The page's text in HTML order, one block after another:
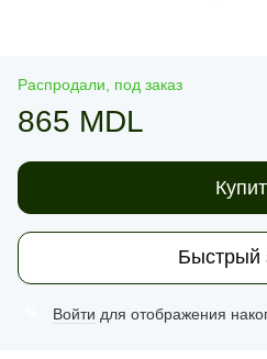
Распродали, под заказ
865 MDL
Быстрый
Войти для отображения